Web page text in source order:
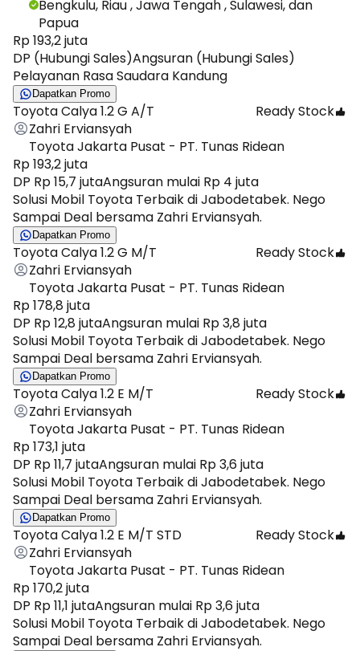
Bengkulu, Riau , Jawa Tengah , Sulawesi, dan
Papua
Rp 193,2 juta
DP (Hubungi Sales)Angsuran (Hubungi Sales)
Pelayanan Rasa Saudara Kandung
Dapatkan Promo
Toyota Calya 1.2 G A/T
Ready Stock
Zahri Erviansyah
Toyota Jakarta Pusat - PT. Tunas Ridean
Rp 193,2 juta
DP Rp 15,7 jutaAngsuran mulai Rp 4 juta
Solusi Mobil Toyota Terbaik di Jabodetabek. Nego
Sampai Deal bersama Zahri Erviansyah.
Dapatkan Promo
Toyota Calya 1.2 G M/T
Ready Stock
Zahri Erviansyah
Toyota Jakarta Pusat - PT. Tunas Ridean
Rp 178,8 juta
DP Rp 12,8 jutaAngsuran mulai Rp 3,8 juta
Solusi Mobil Toyota Terbaik di Jabodetabek. Nego
Sampai Deal bersama Zahri Erviansyah.
Dapatkan Promo
Toyota Calya 1.2 E M/T
Ready Stock
Zahri Erviansyah
Toyota Jakarta Pusat - PT. Tunas Ridean
Rp 173,1 juta
DP Rp 11,7 jutaAngsuran mulai Rp 3,6 juta
Solusi Mobil Toyota Terbaik di Jabodetabek. Nego
Sampai Deal bersama Zahri Erviansyah.
Dapatkan Promo
Toyota Calya 1.2 E M/T STD
Ready Stock
Zahri Erviansyah
Toyota Jakarta Pusat - PT. Tunas Ridean
Rp 170,2 juta
DP Rp 11,1 jutaAngsuran mulai Rp 3,6 juta
Solusi Mobil Toyota Terbaik di Jabodetabek. Nego
Sampai Deal bersama Zahri Erviansyah.